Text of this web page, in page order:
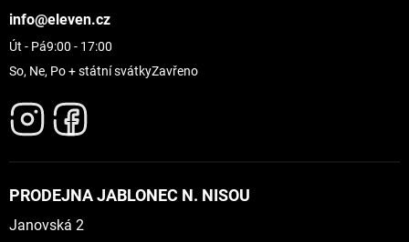
info@eleven.cz
Út - Pá9:00 - 17:00
So, Ne, Po + státní svátkyZavřeno
PRODEJNA JABLONEC N. NISOU
Janovská 2